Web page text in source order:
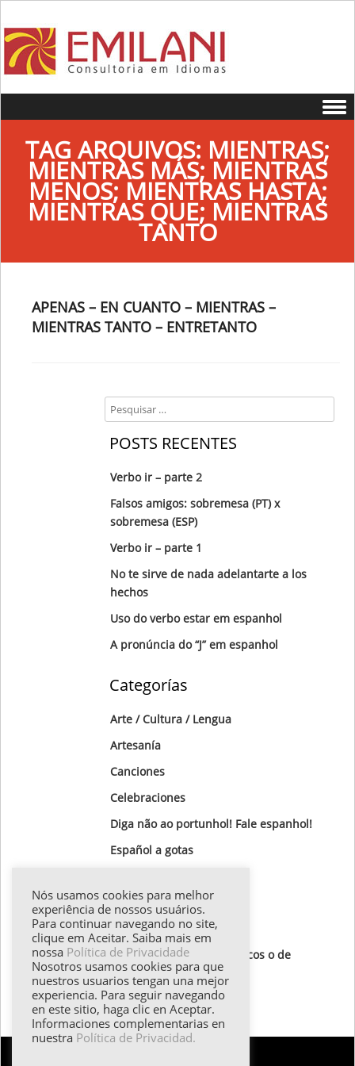
TAG ARQUIVOS: MIENTRAS;
MIENTRAS MÁS; MIENTRAS
MENOS; MIENTRAS HASTA;
MIENTRAS QUE; MIENTRAS
TANTO
APENAS – EN CUANTO – MIENTRAS –
MIENTRAS TANTO – ENTRETANTO
Search
POSTS RECENTES
Verbo ir – parte 2
Falsos amigos: sobremesa (PT) x
sobremesa (ESP)
Verbo ir – parte 1
No te sirve de nada adelantarte a los
hechos
Uso do verbo estar em espanhol
A pronúncia do “J” em espanhol
Categorías
Arte / Cultura / Lengua
Artesanía
Canciones
Celebraciones
Diga não ao portunhol! Fale espanhol!
Español a gotas‏
Gotas Gramaticales
Lugares para visitar
Textos de autores hispánicos o de
destaque
Todos los textos
Nós usamos cookies para melhor
experiência de nossos usuários.
Para continuar navegando no site,
clique em Aceitar. Saiba mais em
nossa Política de Privacidade
Nosotros usamos cookies para que
nuestros usuarios tengan una mejor
experiencia. Para seguir navegando
en este sitio, haga clic en Aceptar.
Informaciones complementarias en
nuestra Política de Privacidad.